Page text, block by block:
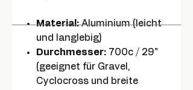
Material:Aluminium (leicht
und langlebig)
Durchmesser: 700c / 29"
(geeignet für Gravel,
Cyclocross und breite